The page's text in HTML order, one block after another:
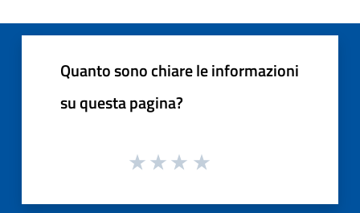
Quanto sono chiare le informazioni
su questa pagina?